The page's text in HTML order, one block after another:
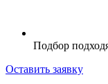
Подбор
Оставить заявку